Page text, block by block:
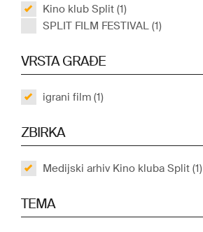
Kino klub Split (1)
SPLIT FILM FESTIVAL (1)
VRSTA GRAĐE
igrani film (1)
ZBIRKA
Medijski arhiv Kino kluba Split (1)
TEMA